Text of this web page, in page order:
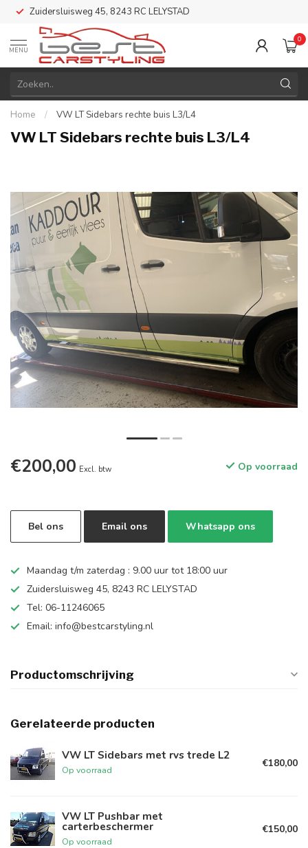
Zuidersluisweg 45, 8243 RC LELYSTAD
MENU
0
Home / VW LT Sidebars rechte buis L3/L4
VW LT Sidebars rechte buis L3/L4
€200,00 Excl. btw Op voorraad
Bel ons Email ons Whatsapp ons
Maandag t/m zaterdag : 9.00 uur tot 18:00 uur
Zuidersluisweg 45, 8243 RC LELYSTAD
Tel: 06-11246065
Email: info@bestcarstyling.nl
Productomschrijving
Gerelateerde producten
VW LT Sidebars met rvs trede L2
Op voorraad
€180,00
VW LT Pushbar met
carterbeschermer
Op voorraad
€150,00